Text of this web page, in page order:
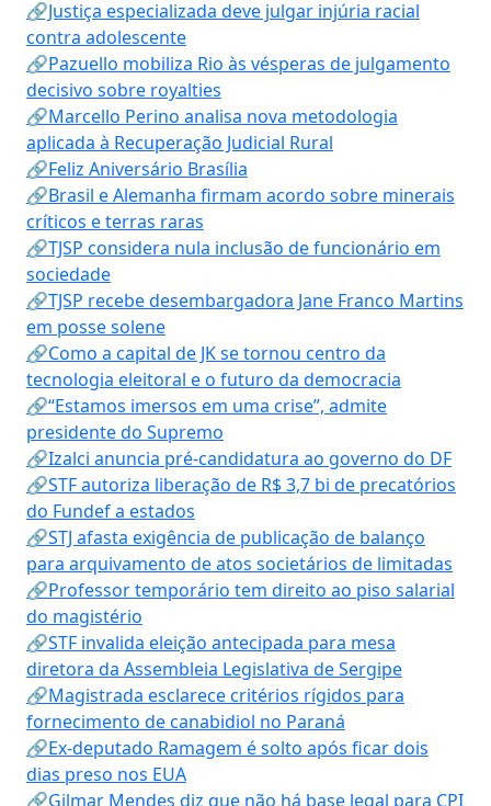
🔗Justiça especializada deve julgar injúria racial
contra adolescente
🔗Pazuello mobiliza Rio às vésperas de julgamento
decisivo sobre royalties
🔗Marcello Perino analisa nova metodologia
aplicada à Recuperação Judicial Rural
🔗Feliz Aniversário Brasília
🔗Brasil e Alemanha firmam acordo sobre minerais
críticos e terras raras
🔗TJSP considera nula inclusão de funcionário em
sociedade
🔗TJSP recebe desembargadora Jane Franco Martins
em posse solene
🔗Como a capital de JK se tornou centro da
tecnologia eleitoral e o futuro da democracia
🔗“Estamos imersos em uma crise”, admite
presidente do Supremo
🔗Izalci anuncia pré-candidatura ao governo do DF
🔗STF autoriza liberação de R$ 3,7 bi de precatórios
do Fundef a estados
🔗STJ afasta exigência de publicação de balanço
para arquivamento de atos societários de limitadas
🔗Professor temporário tem direito ao piso salarial
do magistério
🔗STF invalida eleição antecipada para mesa
diretora da Assembleia Legislativa de Sergipe
🔗Magistrada esclarece critérios rígidos para
fornecimento de canabidiol no Paraná
🔗Ex-deputado Ramagem é solto após ficar dois
dias preso nos EUA
🔗Gilmar Mendes diz que não há base legal para CPI